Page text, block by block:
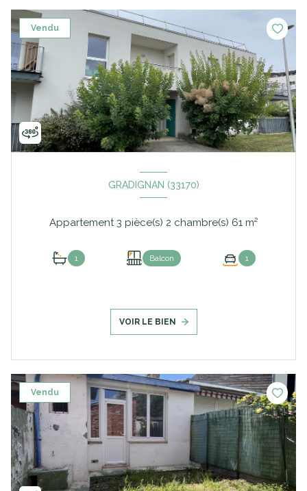
Vendu
GRADIGNAN (33170)
Appartement 3 pièce(s) 2 chambre(s) 61 m²
1 Balcon 1
VOIR LE BIEN
Vendu